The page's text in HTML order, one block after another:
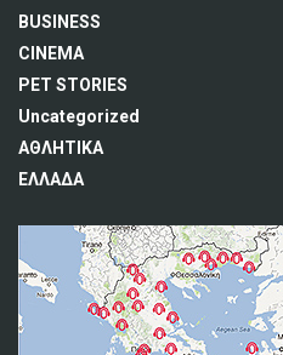
BUSINESS
CINEMA
PET STORIES
Uncategorized
ΑΘΛΗΤΙΚΑ
ΕΛΛΑΔΑ